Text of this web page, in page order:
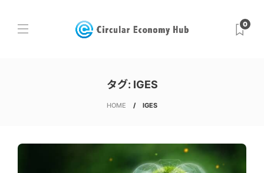
0
タグ: IGES
HOME IGES